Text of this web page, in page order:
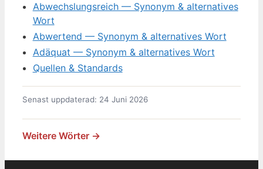
Abwechslungsreich — Synonym & alternatives
Wort
Abwertend — Synonym & alternatives Wort
Adäquat — Synonym & alternatives Wort
Quellen & Standards
Senast uppdaterad: 24 Juni 2026
Weitere Wörter →